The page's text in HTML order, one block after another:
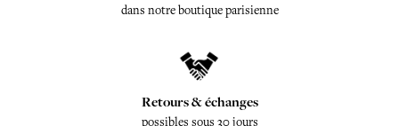
dans notre boutique parisienne
Retours & échanges
possibles sous 30 jours